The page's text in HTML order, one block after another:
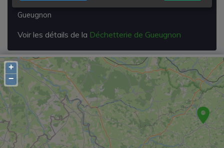
Gueugnon
Voir les détails de la Déchetterie de Gueugnon
+
−